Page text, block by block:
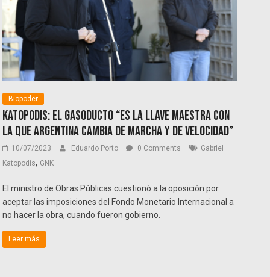
Biopoder
Katopodis: el gasoducto “es la llave maestra con
la que Argentina cambia de marcha y de velocidad”
10/07/2023 Eduardo Porto 0 Comments
Gabriel
Katopodis, GNK
El ministro de Obras Públicas cuestionó a la oposición por
aceptar las imposiciones del Fondo Monetario Internacional a
no hacer la obra, cuando fueron gobierno.
Leer más